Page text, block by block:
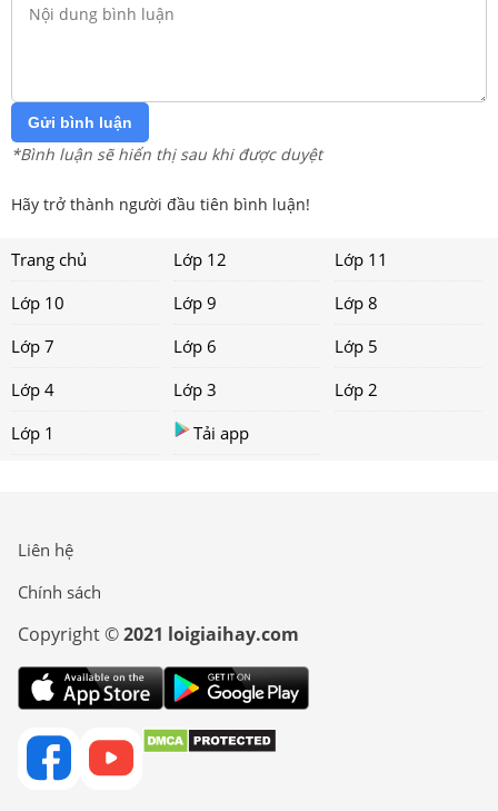
Gửi bình luận
*Bình luận sẽ hiển thị sau khi được duyệt
Hãy trở thành người đầu tiên bình luận!
Trang chủ Lớp 12
Lớp 11
Lớp 10
Lớp 9
Lớp 8
Lớp 7
Lớp 6
Lớp 5
Lớp 4
Lớp 3
Lớp 2
Lớp 1
Tải app
Liên hệ
Chính sách
Copyright ©2021 loigiaihay.com